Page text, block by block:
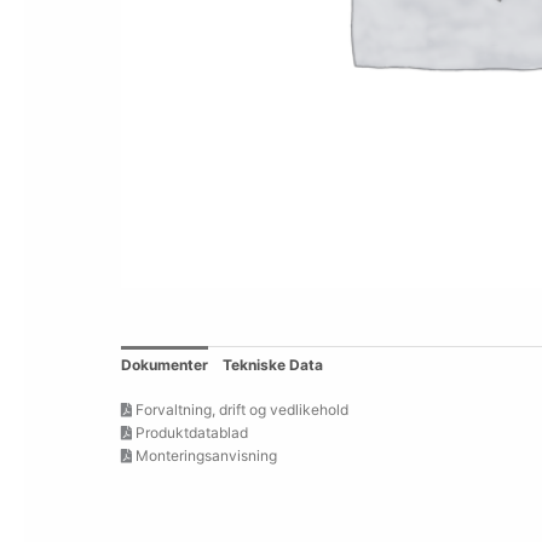
Dokumenter Tekniske Data
Forvaltning, drift og vedlikehold
Produktdatablad
Monteringsanvisning